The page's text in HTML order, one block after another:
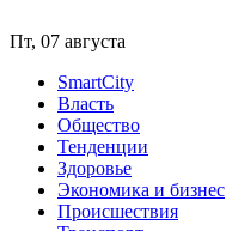
Пт, 07 августа
SmartCity
Власть
Общество
Тенденции
Здоровье
Экономика и бизнес
Происшествия